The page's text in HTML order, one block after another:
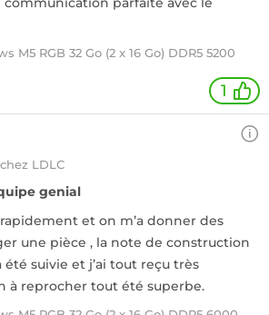
M5 RGB 32 Go (2 x 16 Go) DDR5 5200
1
LDLC
genial
et on m’a donner des
une pièce , la note de construction
été suivie et j’ai tout reçu très
à reprocher tout été superbe.